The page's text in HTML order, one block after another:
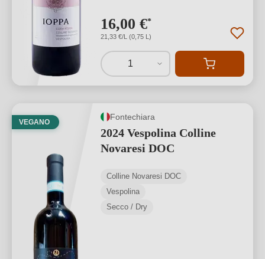
16,00 €*
21,33 €/L (0,75 L)
1
VEGANO
Fontechiara
2024 Vespolina Colline
Novaresi DOC
Colline Novaresi DOC
Vespolina
Secco / Dry